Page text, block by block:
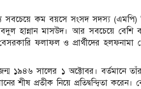
সবচেয়ে কম বয়সে সংসদ সদস্য (এমপি)
হান্নান মাসউদ। আর সবচেয়ে বেশি
বেসরকারি ফলাফল ও প্রার্থীদের
১৯৪৬ সালের ১ অক্টোবর। বর্তমানে
শীষ প্রতীক নিয়ে প্রতিদ্বন্দ্বিতা